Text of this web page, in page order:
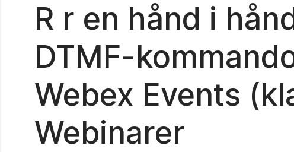
R r en hånd i
DTMF-
Webex Events
Webinarer